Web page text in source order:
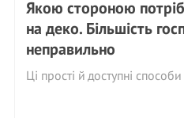
Якою стороною
на деко. Більшість
неправильно
Ці прості й доступні способи